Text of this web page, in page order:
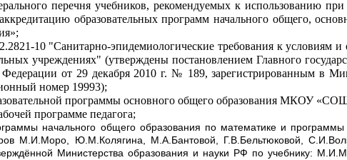
перечня учебников, рекомендуемых к использованию
образовательных программ начального общего,
10 "Санитарно-эпидемиологические требования к условиям и
учреждениях" (утверждены постановлением Главного
Федерации от 29 декабря 2010 г. № 189, зарегистрированным в
номер 19993);
программы основного общего образования МКОУ
программе педагога;
начального общего образования по математике и программы
М.И.Моро, Ю.М.Колягина, М.А.Бантовой, Г.В.Бельтюковой,
Министерства образования и науки РФ по учебнику: